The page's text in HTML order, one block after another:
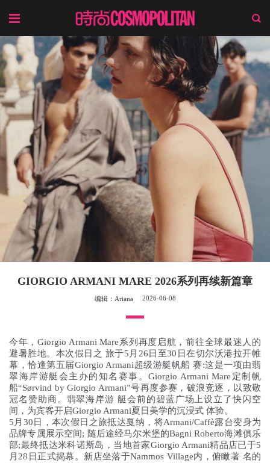
GIORGIO ARMANI MARE 2026系列再续新篇章
编辑：Ariana 2026-06-08
今年，Giorgio Armani Mare系列再度启航，前往全球最迷人的
避暑胜地。本次假日之 旅于5月26日至30日在切尔沃港拉开帷
幕，恰逢第五届Giorgio Armani超级游艇帆船 赛:这是一项由翡
翠海岸游艇会主办的知名赛事。Giorgio Armani Mare定制帆
船“Sørvind by Giorgio Armani”号再度参赛，破浪竞逐，以致敬
冠名赞助商。翡翠海岸游 艇会前的碧蓝广场上设立了快闪空
间，为宾客开启Giorgio Armani夏日美学的沉浸式 体验。
5月30日，本次假日之旅抵达戛纳，将Armani/Caffè露台变身为
品牌专属展示空间; 随后途经马尔米堡的Bagni Roberto海滩俱乐
部;最终抵达米科诺斯岛，当地首家Giorgio Armani精品店已于5
月28日正式揭幕。新店坐落于Nammos Village内，俯瞰著 名的